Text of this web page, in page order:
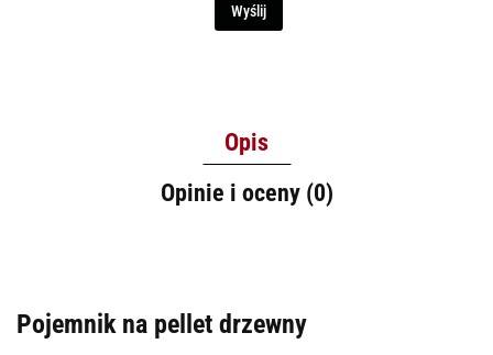
Wyślij
Opis
Opinie i oceny (0)
Pojemnik na pellet drzewny